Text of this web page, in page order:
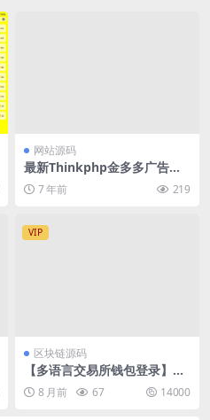
网站源码
最新Thinkphp金多多广告机
系统源码 自动阅读广告挂机赚
钱 7 年前 219
VIP
区块链源码
【多语言交易所钱包登录】运
营级可二开交易所钱包盘源码
可插针前端VUE3+后端Think
8 月前 67 14000